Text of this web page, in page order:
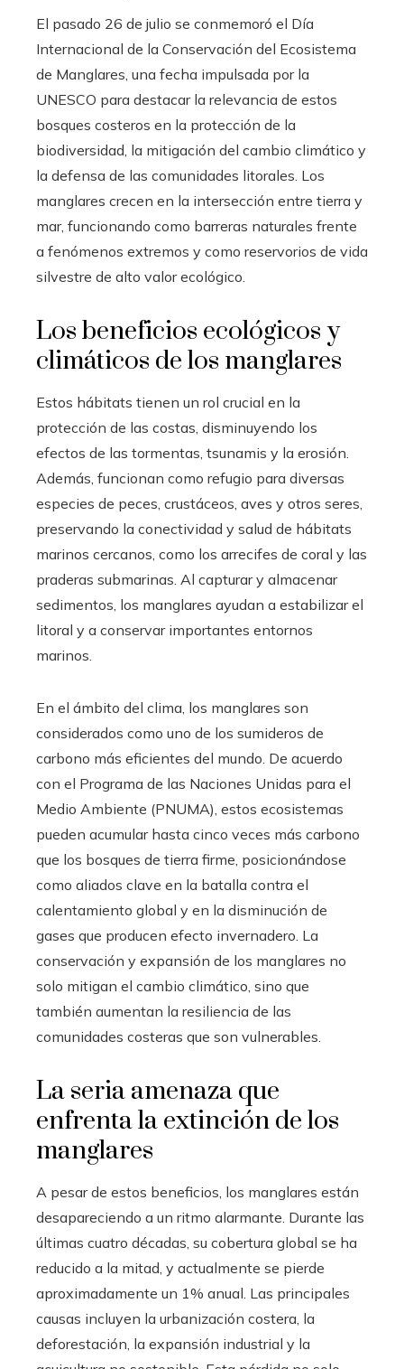
El pasado 26 de julio se conmemoró el Día
Internacional de la Conservación del Ecosistema
de Manglares, una fecha impulsada por la
UNESCO para destacar la relevancia de estos
bosques costeros en la protección de la
biodiversidad, la mitigación del cambio climático y
la defensa de las comunidades litorales. Los
manglares crecen en la intersección entre tierra y
mar, funcionando como barreras naturales frente
a fenómenos extremos y como reservorios de vida
silvestre de alto valor ecológico.
Los beneficios ecológicos y
climáticos de los manglares
Estos hábitats tienen un rol crucial en la
protección de las costas, disminuyendo los
efectos de las tormentas, tsunamis y la erosión.
Además, funcionan como refugio para diversas
especies de peces, crustáceos, aves y otros seres,
preservando la conectividad y salud de hábitats
marinos cercanos, como los arrecifes de coral y las
praderas submarinas. Al capturar y almacenar
sedimentos, los manglares ayudan a estabilizar el
litoral y a conservar importantes entornos
marinos.
En el ámbito del clima, los manglares son
considerados como uno de los sumideros de
carbono más eficientes del mundo. De acuerdo
con el Programa de las Naciones Unidas para el
Medio Ambiente (PNUMA), estos ecosistemas
pueden acumular hasta cinco veces más carbono
que los bosques de tierra firme, posicionándose
como aliados clave en la batalla contra el
calentamiento global y en la disminución de
gases que producen efecto invernadero. La
conservación y expansión de los manglares no
solo mitigan el cambio climático, sino que
también aumentan la resiliencia de las
comunidades costeras que son vulnerables.
La seria amenaza que
enfrenta la extinción de los
manglares
A pesar de estos beneficios, los manglares están
desapareciendo a un ritmo alarmante. Durante las
últimas cuatro décadas, su cobertura global se ha
reducido a la mitad, y actualmente se pierde
aproximadamente un 1% anual. Las principales
causas incluyen la urbanización costera, la
deforestación, la expansión industrial y la